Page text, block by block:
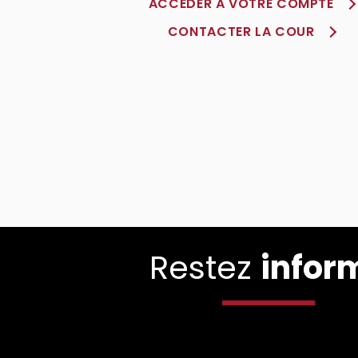
CONTACTER LA COUR
Restez